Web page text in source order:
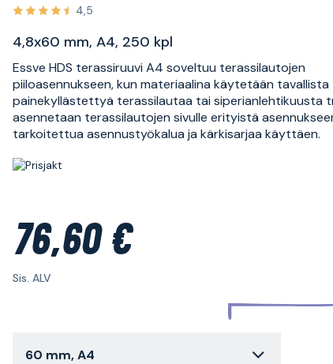
4,5
4,8x60 mm, A4, 250 kpl
Essve HDS terassiruuvi A4 soveltuu terassilautojen
piiloasennukseen, kun materiaalina käytetään tavallista
painekyllästettyä terassilautaa tai siperianlehtikuusta
asennetaan terassilautojen sivulle erityistä
tarkoitettua asennustyökalua ja kärkisarjaa käyttäen.
76,60 €
Sis. ALV
60 mm, A4